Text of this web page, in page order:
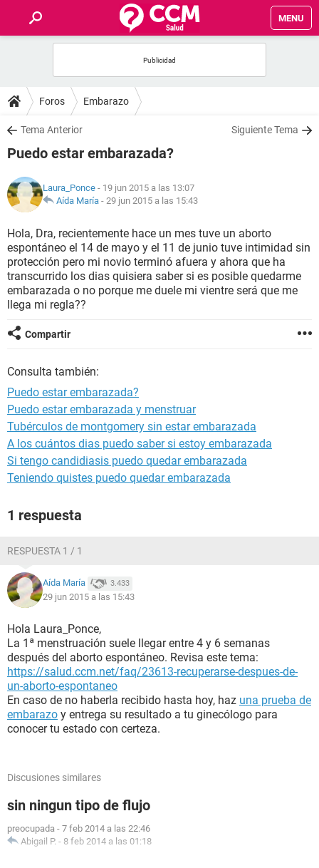
MENU
FOROS
SALUD
NUTRICIÓN
BIENESTAR
SEXUALIDAD
GLOSARIO
Foros Embarazo
Tema Anterior Siguiente Tema
Puedo estar embarazada?
Laura_Ponce - 19 jun 2015 a las 13:07
Aída María - 29 jun 2015 a las 15:43
Hola, Dra, recientemente hace un mes tuve un aborto
espontáneo el 14 de mayo y el 11 de junio tuve intimidad sin
protección pero mi novio terminó afuera y ahora que ha
transcurrido los dias quisiera saber si es posible quedarme
embarazada o no porque me duele mi vientre será que me
llega mi regla??
Compartir
Consulta también:
Puedo estar embarazada?
Puedo estar embarazada y menstruar
Tubérculos de montgomery sin estar embarazada
A los cuántos dias puedo saber si estoy embarazada
Si tengo candidiasis puedo quedar embarazada
Teniendo quistes puedo quedar embarazada
1 respuesta
RESPUESTA 1 / 1
Aída María 3.433
29 jun 2015 a las 15:43
Hola Laura_Ponce,
La 1ª menstruación suele llegar entre 4 y 6 semanas
después del aborto espontáneo. Revisa este tema:
https://salud.ccm.net/faq/23613-recuperarse-despues-de-
un-aborto-espontaneo
En caso de no haberla recibido hasta hoy, haz una prueba de
embarazo y entrega su resultado a tu ginecólogo para
conocer tu estado con certeza.
Discusiones similares
sin ningun tipo de flujo
preocupada - 7 feb 2014 a las 22:46
Abigail P. - 8 feb 2014 a las 01:18